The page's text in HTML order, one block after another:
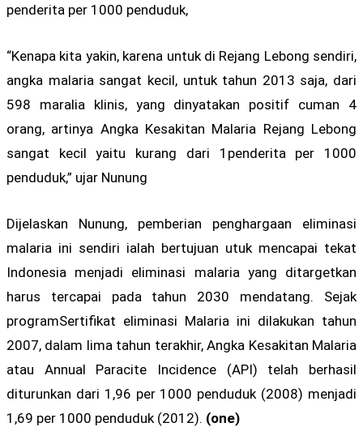
penderita per 1000 penduduk,
“Kenapa kita yakin, karena untuk di Rejang Lebong sendiri,
angka malaria sangat kecil, untuk tahun 2013 saja, dari
598 maralia klinis, yang dinyatakan positif cuman 4
orang, artinya Angka Kesakitan Malaria Rejang Lebong
sangat kecil yaitu kurang dari 1penderita per 1000
penduduk,” ujar Nunung
Dijelaskan Nunung, pemberian penghargaan eliminasi
malaria ini sendiri ialah bertujuan utuk mencapai tekat
Indonesia menjadi eliminasi malaria yang ditargetkan
harus tercapai pada tahun 2030 mendatang. Sejak
programSertifikat eliminasi Malaria ini dilakukan tahun
2007, dalam lima tahun terakhir, Angka Kesakitan Malaria
atau Annual Paracite Incidence (API) telah berhasil
diturunkan dari 1,96 per 1000 penduduk (2008) menjadi
1,69 per 1000 penduduk (2012). (one)